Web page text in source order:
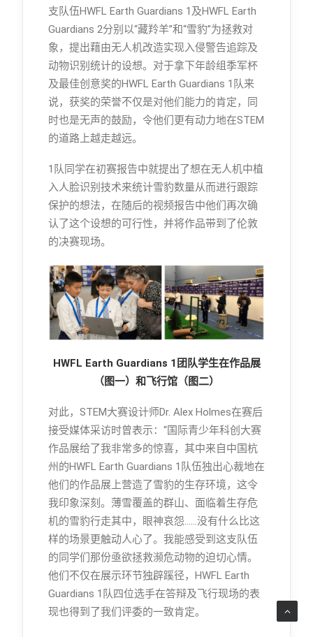
支队伍HWFL Earth Guardians 1及HWFL Earth
Guardians 2分别以“藏羚羊”和“雪豹”为拯救对
象，提出藉由无人机改造实现入侵警告追踪及
动物识别统计的设想。对于拿下年龄组季军杯
及最佳创意奖的HWFL Earth Guardians 1队来
说，获奖的荣誉不仅是对他们能力的肯定，同
时也是无声的鼓励，令他们更有动力地在STEM
的道路上越走越远。
1队同学在初赛报告中就提出了想在无人机中植
入人脸识别技术来统计雪豹数量从而进行跟踪
保护的想法，在随后的视频报告中他们再次确
认了这个设想的可行性，并将作品带到了伦敦
的决赛现场。
HWFL Earth Guardians 1 团队学生在作品展
（图一）和飞行馆（图二）
对此，STEM大赛设计师Dr. Alex Holmes在赛后
接受媒体采访时曾表示：“国际青少年科创大赛
作品展给了我非常多的惊喜，其中来自中国杭
州的HWFL Earth Guardians 1队伍独出心裁地在
他们的作品展上营造了雪豹的生存环境，这令
我印象深刻。薄雪覆盖的群山、面临着生存危
机的雪豹行走其中，眼神哀怨……没有什么比这
样的场景更触动人心了。我能感受到这支队伍
的同学们那份亟欲拯救濒危动物的迫切心情。
他们不仅在展示环节独辟蹊径，HWFL Earth
Guardians 1队四位选手在答辩及飞行现场的表
现也得到了我们评委的一致肯定。